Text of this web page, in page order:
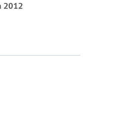
2012